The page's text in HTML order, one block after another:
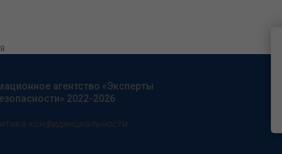
агентство «Эксперты
2022-2026
конфиденциальности